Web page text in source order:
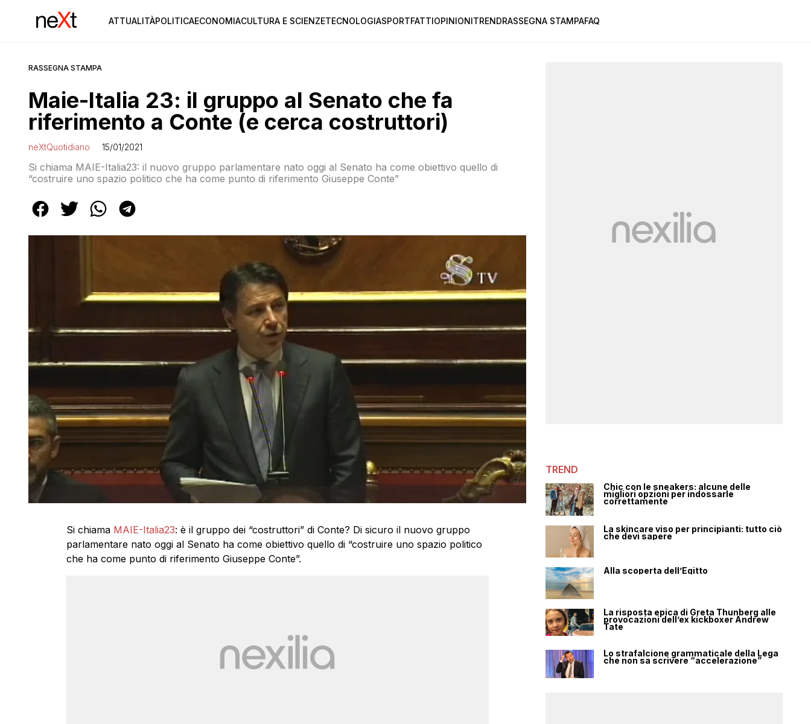
ATTUALITÀPOLITICAECONOMIACULTURA E SCIENZETECNOLOGIASPORTFATTIOPINIONITRENDRASSEGNA STAMPAFAQ
RASSEGNA STAMPA
Maie-Italia 23: il gruppo al Senato che fa
riferimento a Conte (e cerca costruttori)
neXtQuotidiano 15/01/2021
Si chiama MAIE-Italia23: il nuovo gruppo parlamentare nato oggi al Senato ha come obiettivo quello di
“costruire uno spazio politico che ha come punto di riferimento Giuseppe Conte”
Si chiama MAIE-Italia23: è il gruppo dei “costruttori” di Conte? Di sicuro il nuovo gruppo
parlamentare nato oggi al Senato ha come obiettivo quello di “costruire uno spazio politico
che ha come punto di riferimento Giuseppe Conte”.
TREND
Chic con le sneakers: alcune delle
migliori opzioni per indossarle
correttamente
La skincare viso per principianti: tutto ciò
che devi sapere
Alla scoperta dell’Egitto
La risposta epica di Greta Thunberg alle
provocazioni dell’ex kickboxer Andrew
Tate
Lo strafalcione grammaticale della Lega
che non sa scrivere “accelerazione”